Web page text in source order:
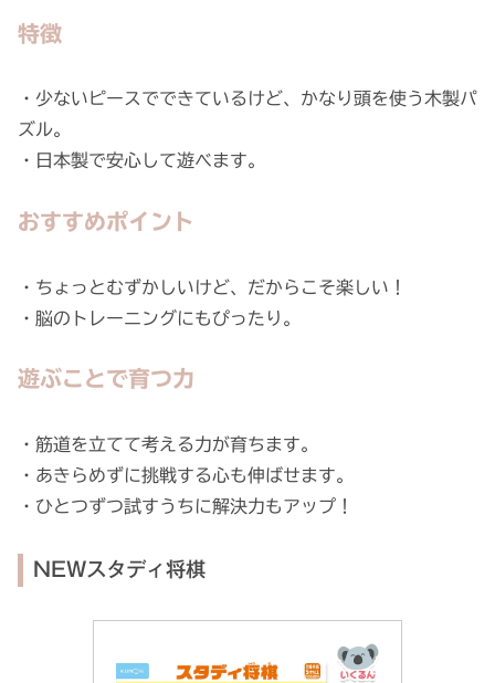
特徴
・少ないピースでできているけど、かなり頭を使う木製パ
ズル。
・日本製で安心して遊べます。
おすすめポイント
・ちょっとむずかしいけど、だからこそ楽しい！
・脳のトレーニングにもぴったり。
遊ぶことで育つ力
・筋道を立てて考える力が育ちます。
・あきらめずに挑戦する心も伸ばせます。
・ひとつずつ試すうちに解決力もアップ！
NEWスタディ将棋